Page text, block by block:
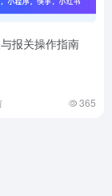
报关操作指南
365